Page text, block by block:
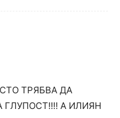
ТРЯБВА ДА
А ИЛИЯН